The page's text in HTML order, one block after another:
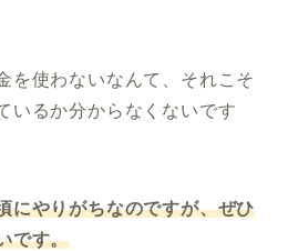
を使わないなんて、それこそ
いるか分からなくないです
にやりがちなのですが、ぜひ
です。